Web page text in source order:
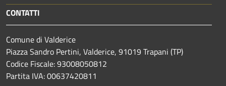
CONTATTI
Comune di Valderice
Piazza Sandro Pertini, Valderice, 91019 Trapani (TP)
Codice Fiscale: 93008050812
Partita IVA: 00637420811